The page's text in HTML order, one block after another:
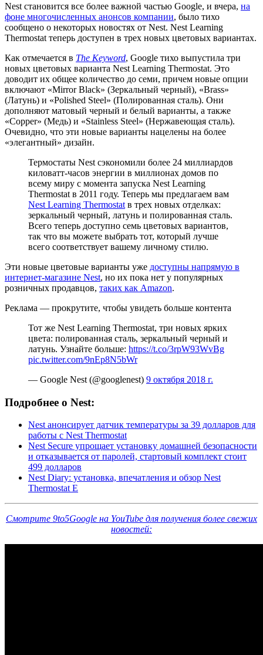
Nest становится все более важной частью Google, и вчера, на
фоне многочисленных анонсов компании, было тихо
сообщено о некоторых новостях от Nest. Nest Learning
Thermostat теперь доступен в трех новых цветовых вариантах.
Как отмечается в The Keyword, Google тихо выпустила три
новых цветовых варианта Nest Learning Thermostat. Это
доводит их общее количество до семи, причем новые опции
включают «Mirror Black» (Зеркальный черный), «Brass»
(Латунь) и «Polished Steel» (Полированная сталь). Они
дополняют матовый черный и белый варианты, а также
«Copper» (Медь) и «Stainless Steel» (Нержавеющая сталь).
Очевидно, что эти новые варианты нацелены на более
«элегантный» дизайн.
Термостаты Nest сэкономили более 24 миллиардов
киловатт-часов энергии в миллионах домов по
всему миру с момента запуска Nest Learning
Thermostat в 2011 году. Теперь мы предлагаем вам
Nest Learning Thermostat в трех новых отделках:
зеркальный черный, латунь и полированная сталь.
Всего теперь доступно семь цветовых вариантов,
так что вы можете выбрать тот, который лучше
всего соответствует вашему личному стилю.
Эти новые цветовые варианты уже доступны напрямую в
интернет-магазине Nest, но их пока нет у популярных
розничных продавцов, таких как Amazon.
Реклама — прокрутите, чтобы увидеть больше контента
Тот же Nest Learning Thermostat, три новых ярких
цвета: полированная сталь, зеркальный черный и
латунь. Узнайте больше: https://t.co/3rpW93WvBg
pic.twitter.com/9nEp8N5bWr
— Google Nest (@googlenest) 9 октября 2018 г.
Подробнее о Nest:
Nest анонсирует датчик температуры за 39 долларов для
работы с Nest Thermostat
Nest Secure упрощает установку домашней безопасности
и отказывается от паролей, стартовый комплект стоит
499 долларов
Nest Diary: установка, впечатления и обзор Nest
Thermostat E
Смотрите 9to5Google на YouTube для получения более свежих
новостей: